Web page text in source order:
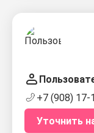
+7 (908) 17-
Уточнить